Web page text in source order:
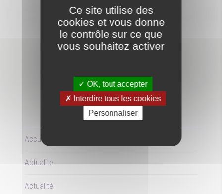
ACTUALITE
ACTUALITÉ
Accueil
Actualite
Actualité
Ce site utilise des
cookies et vous donne
le contrôle sur ce que
vous souhaitez activer
OK, tout accepter
Interdire tous les cookies
Personnaliser